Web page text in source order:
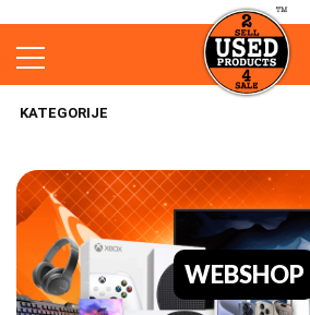
KATEGORIJE
WEBSHOP